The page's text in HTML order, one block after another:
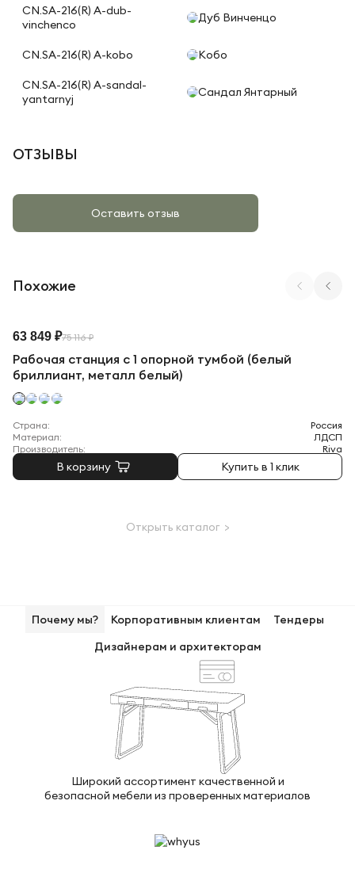
CN.SA-216(R) A-dub-
vinchenco
Дуб Винченцо
CN.SA-216(R) A-kobo Кобо
CN.SA-216(R) A-sandal-
yantarnyj
Сандал Янтарный
ОТЗЫВЫ
Оставить отзыв
Похожие
Рабочая станция с 1 опорной тумбой (белый
бриллиант, металл белый)
63 849 ₽75 116 ₽
В корзину Купить в 1 клик
Страна:
Россия
Материал:
ЛДСП
Производитель:
Riva
Открыть каталог >
Почему мы? Корпоративным клиентам
Тендеры
Дизайнерам и архитекторам
Широкий ассортимент качественной и
безопасной мебели из проверенных материалов